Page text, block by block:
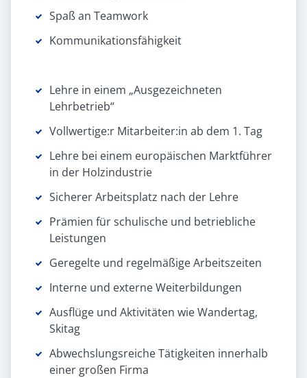
Spaß an Teamwork
Kommunikationsfähigkeit
Lehre in einem „Ausgezeichneten
Lehrbetrieb“
Vollwertige:r Mitarbeiter:in ab dem 1. Tag
Lehre bei einem europäischen Marktführer
in der Holzindustrie
Sicherer Arbeitsplatz nach der Lehre
Prämien für schulische und betriebliche
Leistungen
Geregelte und regelmäßige Arbeitszeiten
Interne und externe Weiterbildungen
Ausflüge und Aktivitäten wie Wandertag,
Skitag
Abwechslungsreiche Tätigkeiten innerhalb
einer großen Firma